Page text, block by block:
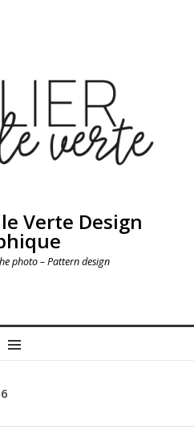
Verte Design
photo – Pattern design
MENU